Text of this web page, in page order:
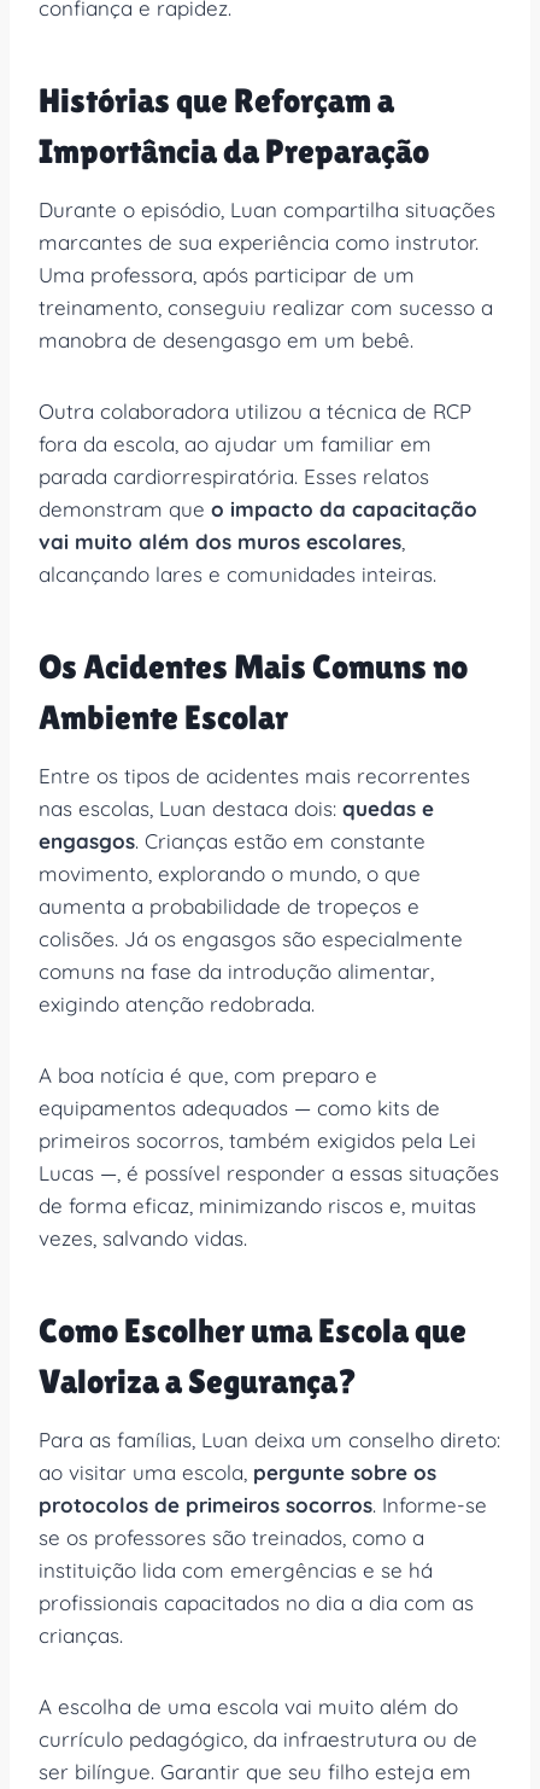
confiança e rapidez.
Histórias que Reforçam a
Importância da Preparação
Durante o episódio, Luan compartilha situações
marcantes de sua experiência como instrutor.
Uma professora, após participar de um
treinamento, conseguiu realizar com sucesso a
manobra de desengasgo em um bebê.
Outra colaboradora utilizou a técnica de RCP
fora da escola, ao ajudar um familiar em
parada cardiorrespiratória. Esses relatos
demonstram que o impacto da capacitação
vai muito além dos muros escolares
alcançando lares e comunidades inteiras.
Os Acidentes Mais Comuns no
Ambiente Escolar
Entre os tipos de acidentes mais recorrentes
nas escolas, Luan destaca dois: quedas e
engasgos. Crianças estão em constante
movimento, explorando o mundo, o que
aumenta a probabilidade de tropeços e
colisões. Já os engasgos são especialmente
comuns na fase da introdução alimentar,
exigindo atenção redobrada.
A boa notícia é que, com preparo e
equipamentos adequados — como kits de
primeiros socorros, também exigidos pela Lei
Lucas —, é possível responder a essas situações
de forma eficaz, minimizando riscos e, muitas
vezes, salvando vidas.
Como Escolher uma Escola que
Valoriza a Segurança?
Para as famílias, Luan deixa um conselho direto:
ao visitar uma escola, pergunte sobre os
protocolos de primeiros socorros. Informe-se
se os professores são treinados, como a
instituição lida com emergências e se há
profissionais capacitados no dia a dia com as
crianças.
A escolha de uma escola vai muito além do
currículo pedagógico, da infraestrutura ou de
ser bilíngue. Garantir que seu filho esteja em